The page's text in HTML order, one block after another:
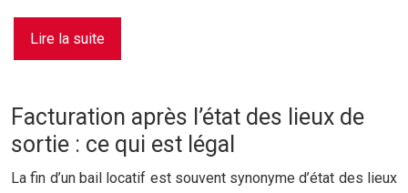
Lire la suite
Facturation après l’état des lieux de
sortie : ce qui est légal
La fin d’un bail locatif est souvent synonyme d’état des lieux